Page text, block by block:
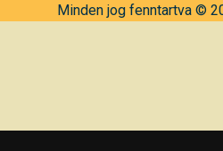
Minden jog fenntartva ©